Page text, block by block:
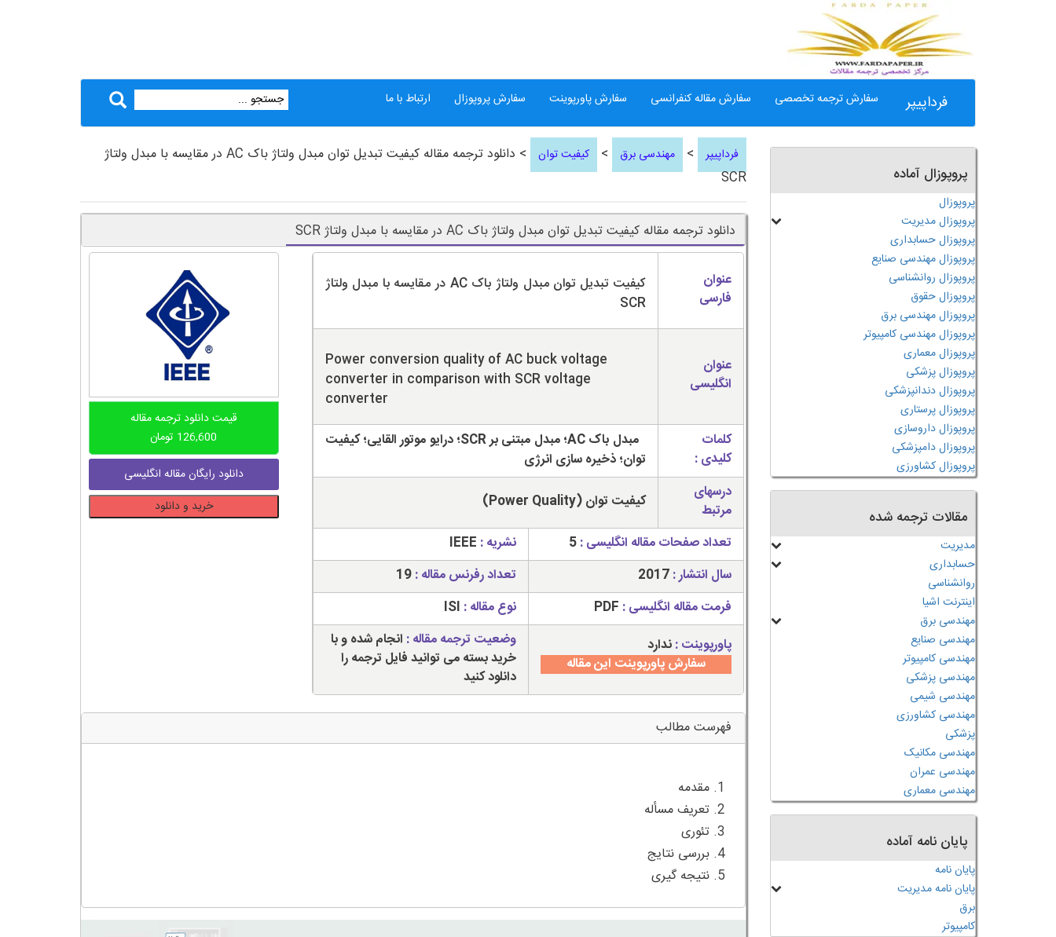
فرداپیپر سفارش ترجمه تخصصی سفارش مقاله کنفرانسی سفارش پاورپوینت سفارش پروپوزال ارتباط با ما
فرداپیپر > مهندسی برق > کیفیت توان
> دانلود ترجمه مقاله کیفیت تبدیل توان مبدل ولتاژ باک AC در مقایسه با مبدل ولتاژ
SCR
دانلود ترجمه مقاله کیفیت تبدیل توان مبدل ولتاژ باک AC در مقایسه با مبدل ولتاژ SCR
عنوان
فارسی
کیفیت تبدیل توان مبدل ولتاژ باک AC در مقایسه با مبدل ولتاژ
SCR
عنوان
انگلیسی
Power conversion quality of AC buck voltage
converter in comparison with SCR voltage
converter
کلمات
کلیدی :
مبدل باک AC؛ مبدل مبتنی بر SCR؛ درایو موتور القایی؛ کیفیت
توان؛ ذخیره سازی انرژی
درسهای
مرتبط
کیفیت توان (Power Quality)
تعداد صفحات مقاله انگلیسی :5 نشریه : IEEE
سال انتشار :2017 تعداد رفرنس مقاله :19
فرمت مقاله انگلیسی : PDF نوع مقاله : ISI
پاورپوینت :ندارد
سفارش پاورپوینت این مقاله
وضعیت ترجمه مقاله : انجام شده و با
خرید بسته می توانید فایل ترجمه را
دانلود کنید
قیمت دانلود ترجمه مقاله
126,600 تومان
دانلود رایگان مقاله انگلیسی
ترجمه
مقایسه
مبدل
خرید و دانلود
فهرست مطالب
5. نتیجه گیری
پروپوزال آماده
پروپوزال
پروپوزال مدیریت
پروپوزال حسابداری
پروپوزال مهندسی صنایع
پروپوزال روانشناسی
پروپوزال حقوق
پروپوزال مهندسی برق
پروپوزال مهندسی کامپیوتر
پروپوزال معماری
پروپوزال پزشکی
پروپوزال دندانپزشکی
پروپوزال پرستاری
پروپوزال داروسازی
پروپوزال دامپزشکی
پروپوزال کشاورزی
مقالات ترجمه شده
مدیریت
حسابداری
روانشناسی
اینترنت اشیا
مهندسی برق
مهندسی صنایع
مهندسی کامپیوتر
مهندسی پزشکی
مهندسی شیمی
مهندسی کشاورزی
پزشکی
مهندسی مکانیک
مهندسی عمران
مهندسی معماری
پایان نامه آماده
پایان نامه
پایان نامه مدیریت
برق
کامپیوتر